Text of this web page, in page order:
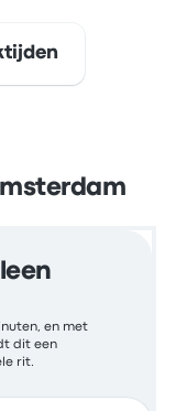
en met
dit een
rit.